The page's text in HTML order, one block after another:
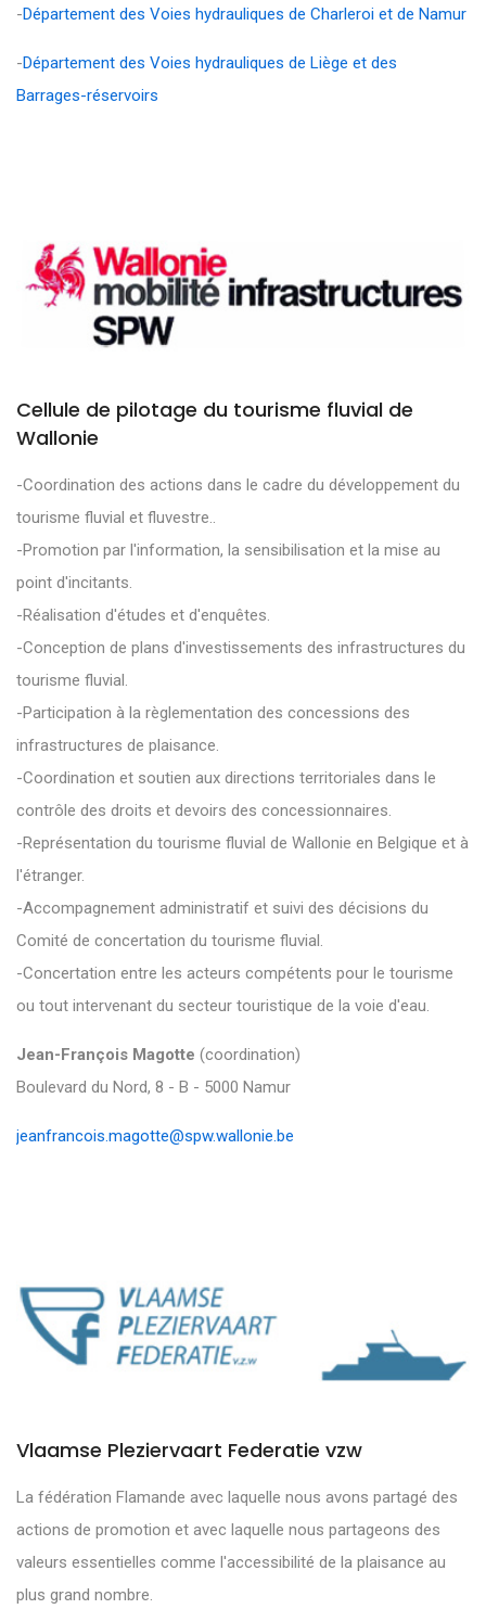
-Département des Voies hydrauliques de Charleroi et de Namur
-Département des Voies hydrauliques de Liège et des
Barrages-réservoirs
Cellule de pilotage du tourisme fluvial de
Wallonie
-Coordination des actions dans le cadre du développement du
tourisme fluvial et fluvestre..
-Promotion par l'information, la sensibilisation et la mise au
point d'incitants.
-Réalisation d'études et d'enquêtes.
-Conception de plans d'investissements des infrastructures du
tourisme fluvial.
-Participation à la règlementation des concessions des
infrastructures de plaisance.
-Coordination et soutien aux directions territoriales dans le
contrôle des droits et devoirs des concessionnaires.
-Représentation du tourisme fluvial de Wallonie en Belgique et à
l'étranger.
-Accompagnement administratif et suivi des décisions du
Comité de concertation du tourisme fluvial.
-Concertation entre les acteurs compétents pour le tourisme
ou tout intervenant du secteur touristique de la voie d'eau.
Jean-François Magotte (coordination)
Boulevard du Nord, 8 - B - 5000 Namur
jeanfrancois.magotte@spw.wallonie.be
Vlaamse Pleziervaart Federatie vzw
La fédération Flamande avec laquelle nous avons partagé des
actions de promotion et avec laquelle nous partageons des
valeurs essentielles comme l'accessibilité de la plaisance au
plus grand nombre.